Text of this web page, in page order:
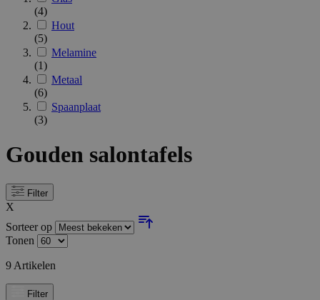
(4)
Hout
(5)
Melamine
(1)
Metaal
(6)
Spaanplaat
(3)
Gouden salontafels
Filter
X
Sorteer op
Tonen
9 Artikelen
Filter